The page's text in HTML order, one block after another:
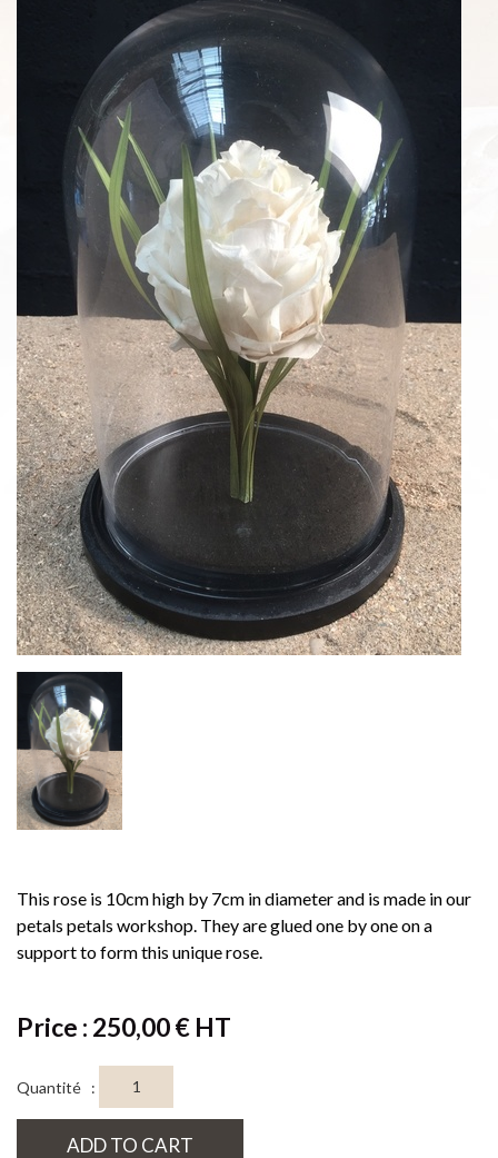
This rose is 10cm high by 7cm in diameter and is made in our
petals petals workshop. They are glued one by one on a
support to form this unique rose.
Price : 250,00 € HT
Quantité :
ADD TO CART